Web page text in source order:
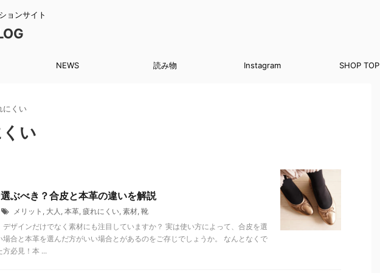
ョンサイト
NEWS 読み物 Instagram SHOP TOP
にくい
い
ぶべき？合皮と本革の違いを解説
メリット , 大人 , 本革, 疲れにくい, 素材, 靴
デザインだけでなく素材にも注目していますか？ 実は使い方によって、合皮を選
場合と本革を選んだ方がいい場合とがあるのをご存じでしょうか。 なんとなくで
方必見！本 ...